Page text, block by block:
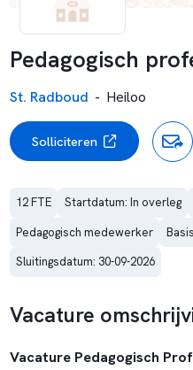
Pedagogisch
St. Radboud - Heiloo
Solliciteren
12 FTE Startdatum: In overleg
Pedagogisch medewerker
Sluitingsdatum: 30-09-2026
Vacature
Vacature Pedagogisch